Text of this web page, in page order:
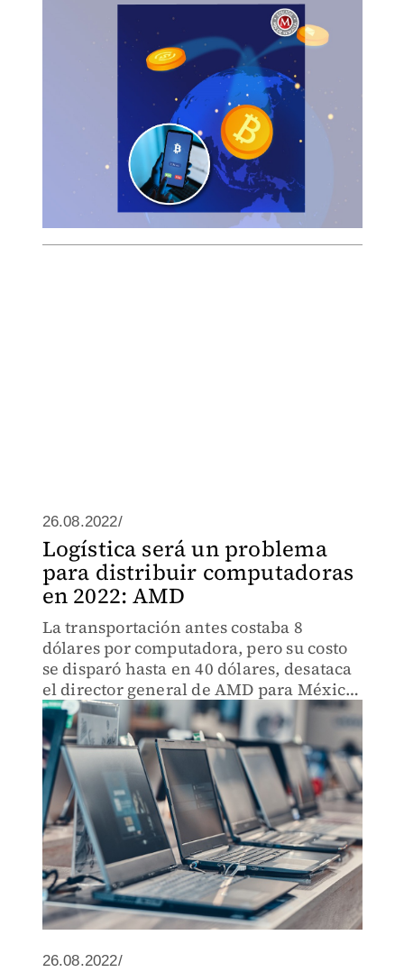
26.08.2022/
Logística será un problema
para distribuir computadoras
en 2022: AMD
La transportación antes costaba 8
dólares por computadora, pero su costo
se disparó hasta en 40 dólares, desataca
el director general de AMD para México,
Centroamérica y el Caribe.
26.08.2022/